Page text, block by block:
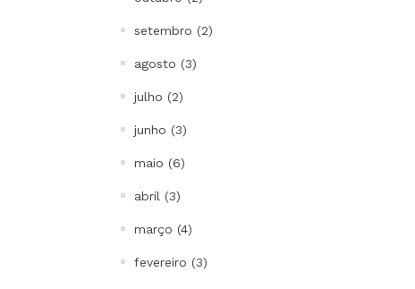
setembro (2)
agosto (3)
julho (2)
junho (3)
maio (6)
abril (3)
março (4)
fevereiro (3)